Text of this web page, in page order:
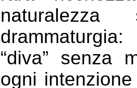
“diva” senza
ogni